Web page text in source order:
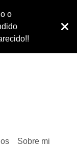
o
Sobre mi